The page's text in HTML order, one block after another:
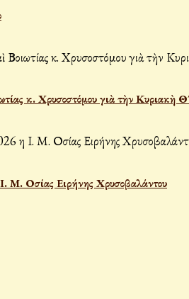
κ. Χρυσοστόμου γιὰ τὴν Κυριακὴ
Μ. Οσίας Ειρήνης Χρυσοβαλάντου